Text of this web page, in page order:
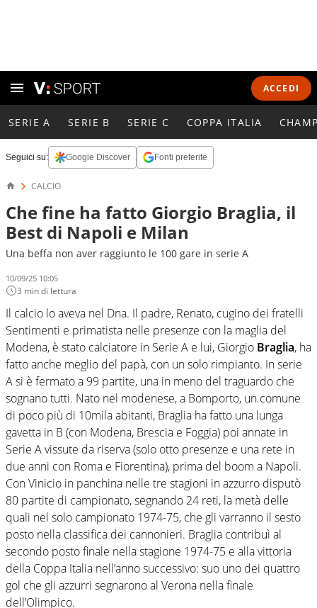
ACCEDI
SERIE A SERIE B SERIE C COPPA ITALIA
Seguici su: Google Discover Fonti preferite
CALCIO
Che fine ha fatto Giorgio Braglia, il
Best di Napoli e Milan
Una beffa non aver raggiunto le 100 gare in serie A
10/09/25 10:05
3 min di lettura
Il calcio lo aveva nel Dna. Il padre, Renato, cugino dei fratelli
Sentimenti e primatista nelle presenze con la maglia del
Modena, è stato calciatore in Serie A e lui, Giorgio Braglia, ha
fatto anche meglio del papà, con un solo rimpianto. In serie
A si è fermato a 99 partite, una in meno del traguardo che
sognano tutti. Nato nel modenese, a Bomporto, un comune
di poco più di 10mila abitanti, Braglia ha fatto una lunga
gavetta in B (con Modena, Brescia e Foggia) poi annate in
Serie A vissute da riserva (solo otto presenze e una rete in
due anni con Roma e Fiorentina), prima del boom a Napoli.
Con Vinicio in panchina nelle tre stagioni in azzurro disputò
80 partite di campionato, segnando 24 reti, la metà delle
quali nel solo campionato 1974-75, che gli varranno il sesto
posto nella classifica dei cannonieri. Braglia contribuì al
secondo posto finale nella stagione 1974-75 e alla vittoria
della Coppa Italia nell’anno successivo: suo uno dei quattro
gol che gli azzurri segnarono al Verona nella finale
dell’Olimpico.